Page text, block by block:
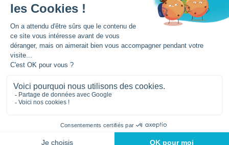
Rejoindre un réseau dynamique, avec un service et des outils qui
font la différence ?
DEVENIR PARTENAIRE
Parc activités la Niel BP 2156920NOYAL-PONTIVY - FRANCE
95 60
© 2026 - conçu parLamour du Web